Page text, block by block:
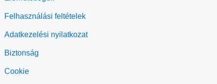
Felhasználási feltételek
Adatkezelési nyilatkozat
Biztonság
Cookie